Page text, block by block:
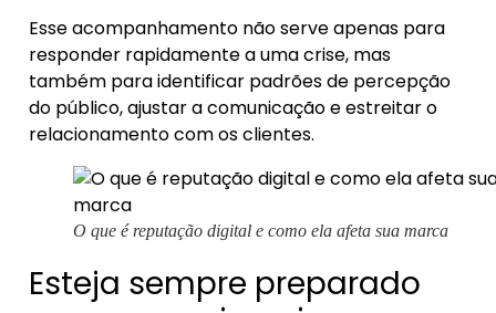
Esse acompanhamento não serve apenas para
responder rapidamente a uma crise, mas
também para identificar padrões de percepção
do público, ajustar a comunicação e estreitar o
relacionamento com os clientes.
O que é reputação digital e como ela afeta sua marca
Esteja sempre preparado